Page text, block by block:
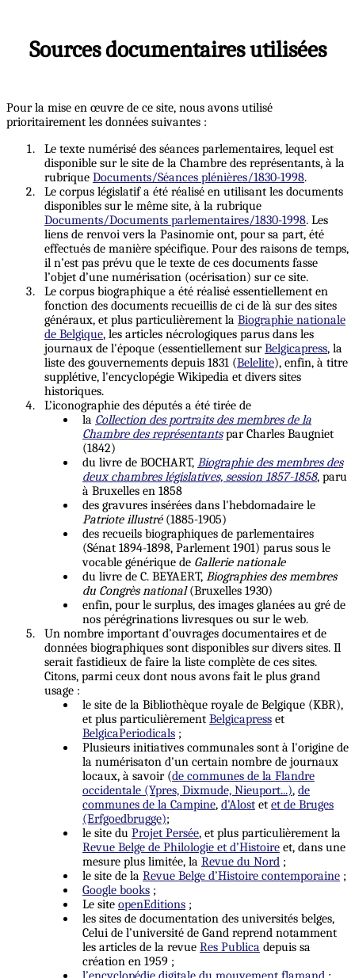
Sources documentaires utilisées
Pour la mise en œuvre de ce site, nous avons utilisé
prioritairement les données suivantes :
Le texte numérisé des séances parlementaires, lequel est
disponible sur le site de la Chambre des représentants, à la
rubrique Documents/Séances plénières/1830-1998.
Le corpus législatif a été réalisé en utilisant les documents
disponibles sur le même site, à la rubrique
Documents/Documents parlementaires/1830-1998. Les
liens de renvoi vers la Pasinomie ont, pour sa part, été
effectués de manière spécifique. Pour des raisons de temps,
il n’est pas prévu que le texte de ces documents fasse
l’objet d’une numérisation (océrisation) sur ce site.
Le corpus biographique a été réalisé essentiellement en
fonction des documents recueillis de ci de là sur des sites
généraux, et plus particulièrement la Biographie nationale
de Belgique, les articles nécrologiques parus dans les
journaux de l'époque (essentiellement surBelgicapress, la
liste des gouvernements depuis 1831 (Belelite), enfin, à titre
supplétive, l'encyclopégie Wikipedia et divers sites
historiques.
L’iconographie des députés a été tirée de
la Collection des portraits des membres de la
Chambre des représentantspar Charles Baugniet
(1842)
du livre de BOCHART, Biographie des membres des
deux chambres législatives, session 1857-1858, paru
à Bruxelles en 1858
des gravures insérées dans l'hebdomadaire le
Patriote illustré(1885-1905)
des recueils biographiques de parlementaires
(Sénat 1894-1898, Parlement 1901) parus sous le
vocable générique de Gallerie nationale
du livre de C. BEYAERT, Biographies des membres
du Congrès national(Bruxelles 1930)
enfin, pour le surplus, des images glanées au gré de
nos pérégrinations livresques ou sur le web.
Un nombre important d’ouvrages documentaires et de
données biographiques sont disponibles sur divers sites. Il
serait fastidieux de faire la liste complète de ces sites.
Citons, parmi ceux dont nous avons fait le plus grand
usage :
le site de la Bibliothèque royale de Belgique (KBR),
et plus particulièrement Belgicapress et
BelgicaPeriodicals ;
Plusieurs initiatives communales sont à l'origine de
la numérisaton d'un certain nombre de journaux
locaux, à savoir (de communes de la Flandre
occidentale (Ypres, Dixmude, Nieuport...), de
communes de la Campine, d'Alost et et de Bruges
(Erfgoedbrugge);
le site du Projet Persée, et plus particulièrement la
Revue Belge de Philologie et d’Histoire et, dans une
mesure plus limitée, la Revue du Nord ;
le site de la Revue Belge d’Histoire contemporaine ;
Google books ;
Le site openEditions ;
les sites de documentation des universités belges,
Celui de l’université de Gand reprend notamment
les articles de la revue Res Publica depuis sa
création en 1959 ;